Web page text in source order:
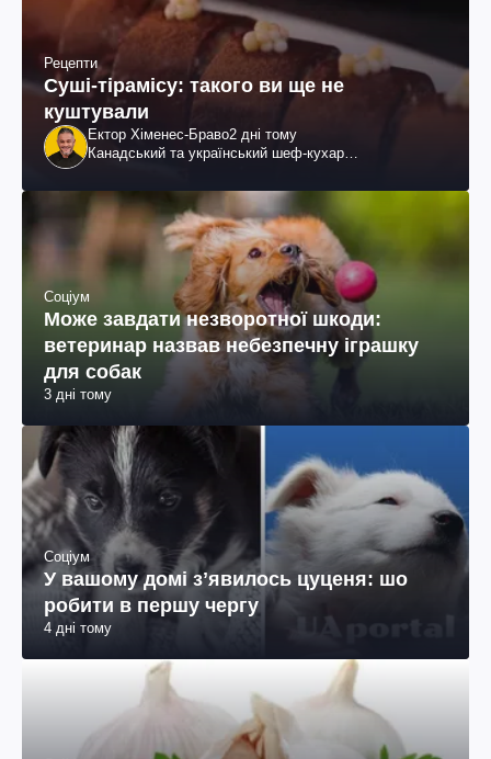
Рецепти
Суші-тірамісу: такого ви ще не
куштували
Ектор Хіменес-Браво2 дні тому
Канадський та український шеф-кухар
Соціум
Може завдати незворотної шкоди:
ветеринар назвав небезпечну іграшку
для собак
3 дні тому
Соціум
У вашому домі зʼявилось цуценя: шо
робити в першу чергу
4 дні тому